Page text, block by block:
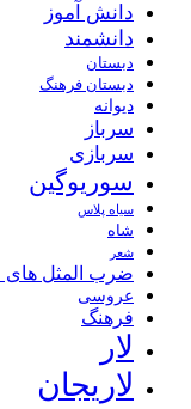
دانش آموز
دانشمند
دبستان
دبستان فرهنگ
دیوانه
سرباز
سربازی
سوریوگین
سیاه پلاس
شاه
شعر
ضرب المثل های
عروسی
فرهنگ
لار
لاریجان